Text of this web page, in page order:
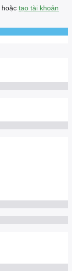
hoặc tạo tài khoản